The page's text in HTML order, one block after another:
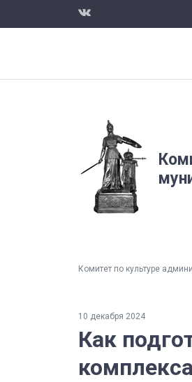
Комитет по культуре
10 декабря 2024
Как